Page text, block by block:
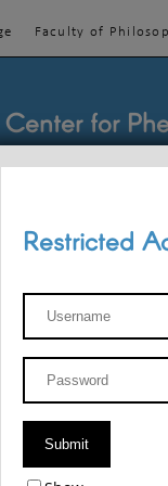
Faculty of
Center for
TEACHINGS
Restricted